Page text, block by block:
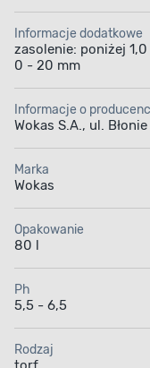
Informacje dodatkowe
zasolenie: poniżej
0 - 20 mm
Informacje o
Wokas S.A., ul.
Marka
Wokas
Opakowanie
80 l
Ph
5,5 - 6,5
Rodzaj